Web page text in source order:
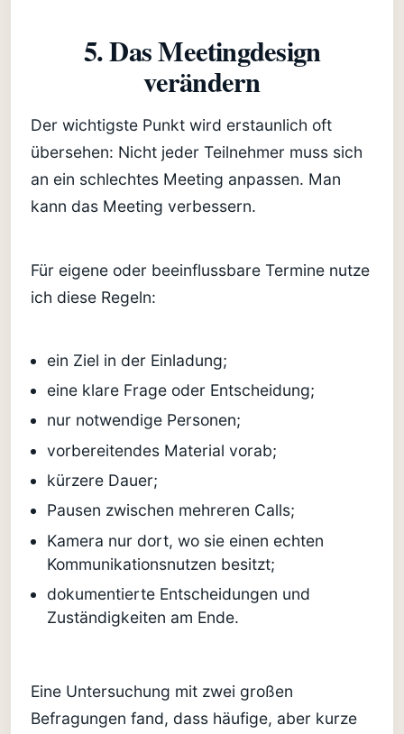
5. Das Meetingdesign
verändern
Der wichtigste Punkt wird erstaunlich oft
übersehen: Nicht jeder Teilnehmer muss sich
an ein schlechtes Meeting anpassen. Man
kann das Meeting verbessern.
Für eigene oder beeinflussbare Termine nutze
ich diese Regeln:
ein Ziel in der Einladung;
eine klare Frage oder Entscheidung;
nur notwendige Personen;
vorbereitendes Material vorab;
kürzere Dauer;
Pausen zwischen mehreren Calls;
Kamera nur dort, wo sie einen echten
Kommunikationsnutzen besitzt;
dokumentierte Entscheidungen und
Zuständigkeiten am Ende.
Eine Untersuchung mit zwei großen
Befragungen fand, dass häufige, aber kurze